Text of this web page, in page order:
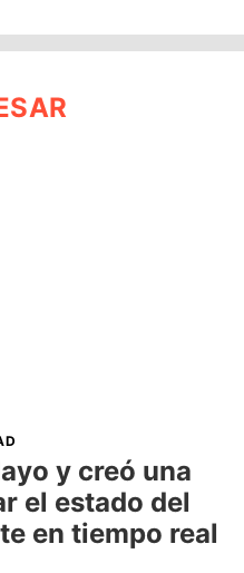
y creó una
el estado del
en tiempo real